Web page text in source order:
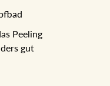
Peeling
gut